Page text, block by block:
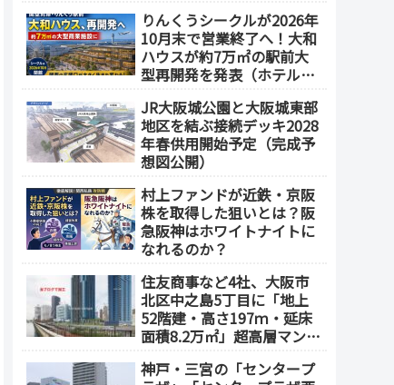
業施設も開発へ【2032年以
降開業】
りんくうシークルが2026年
10月末で営業終了へ！大和
ハウスが約7万㎡の駅前大
型再開発を発表（ホテル開
JR大阪城公園と大阪城東部
地区を結ぶ接続デッキ2028
年春供用開始予定（完成予
想図公開）
村上ファンドが近鉄・京阪
株を取得した狙いとは？阪
急阪神はホワイトナイトに
なれるのか？
住友商事など4社、大阪市
北区中之島5丁目に「地上
52階建・高さ197ｍ・延床
面積8.2万㎡」超高層マンシ
竣工
神戸・三宮の「センタープ